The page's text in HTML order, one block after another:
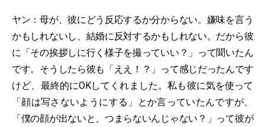
ヤン：母が、彼にどう反応するか分からない。嫌味を言う
かもしれないし、結婚に反対するかもしれない。だから彼
に「その挨拶しに行く様子を撮っていい？」って聞いたん
です。そうしたら彼も「ええ！？」って感じだったんです
けど、最終的にOKしてくれました。私も彼に気を使って
「顔は写さないようにする」とか言っていたんですが、
「僕の顔が出ないと、つまらないんじゃない？」って彼が